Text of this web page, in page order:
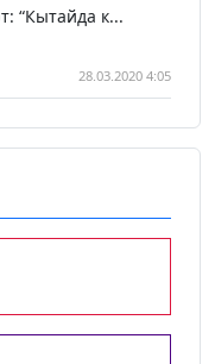
“Кытайда к...
28.03.2020 4:05